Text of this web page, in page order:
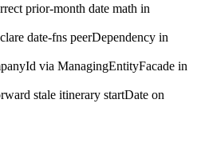
prior-month date math in
date-fns peerDependency in
via ManagingEntityFacade in
stale itinerary startDate on